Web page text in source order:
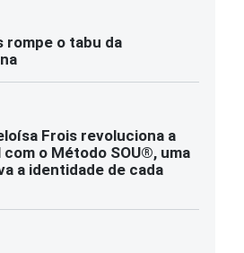
rompe o tabu da
Frois revoluciona a
o Método SOU®️, uma
a identidade de cada